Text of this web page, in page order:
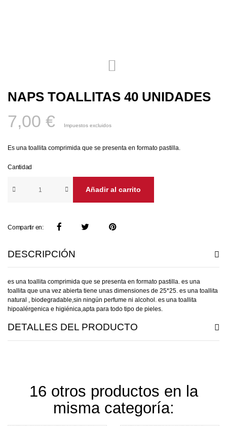
NAPS TOALLITAS 40 UNIDADES
7,00 € Impuestos excluidos
Es una toallita comprimida que se presenta en formato pastilla.
Cantidad
Añadir al carrito
Compartir en:
DESCRIPCIÓN
es una toallita comprimida que se presenta en formato pastilla. es una
toallita que una vez abierta tiene unas dimensiones de 25*25. es una toallita
natural , biodegradable,sin ningún perfume ni alcohol. es una toallita
hipoalérgenica e higiénica,apta para todo tipo de pieles.
DETALLES DEL PRODUCTO
16 otros productos en la
misma categoría: